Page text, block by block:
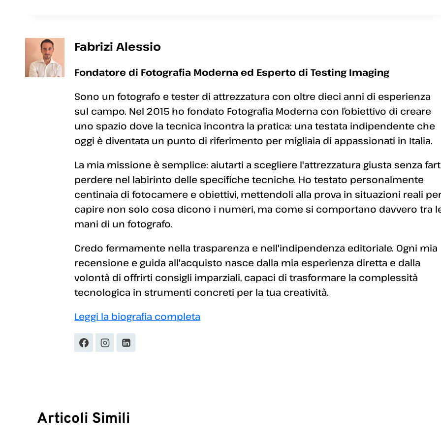
Fabrizi Alessio
Fondatore di Fotografia Moderna ed Esperto di Testing Imaging
Sono un fotografo e tester di attrezzatura con oltre dieci anni di esperienza
sul campo. Nel 2015 ho fondato Fotografia Moderna con l’obiettivo di creare
uno spazio dove la tecnica incontra la pratica: una testata indipendente che
oggi è diventata un punto di riferimento per migliaia di appassionati in Italia.
La mia missione è semplice: aiutarti a scegliere l'attrezzatura giusta senza
perdere nel labirinto delle specifiche tecniche. Ho testato personalmente
centinaia di fotocamere e obiettivi, mettendoli alla prova in situazioni reali
capire non solo cosa dicono i numeri, ma come si comportano davvero tra
mani di un fotografo.
Credo fermamente nella trasparenza e nell'indipendenza editoriale. Ogni mia
recensione e guida all'acquisto nasce dalla mia esperienza diretta e dalla
volontà di offrirti consigli imparziali, capaci di trasformare la complessità
tecnologica in strumenti concreti per la tua creatività.
Leggi la biografia completa
Articoli Simili